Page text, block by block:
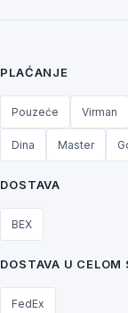
PLAĆANJE
Pouzeće Virman
Dina Master
DOSTAVA
BEX
DOSTAVA U CELOM
FedEx